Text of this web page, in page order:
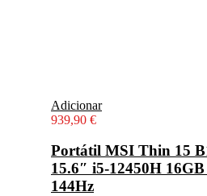
Adicionar
939,90 €
Portátil MSI Thin 15
15.6″ i5-12450H
144Hz